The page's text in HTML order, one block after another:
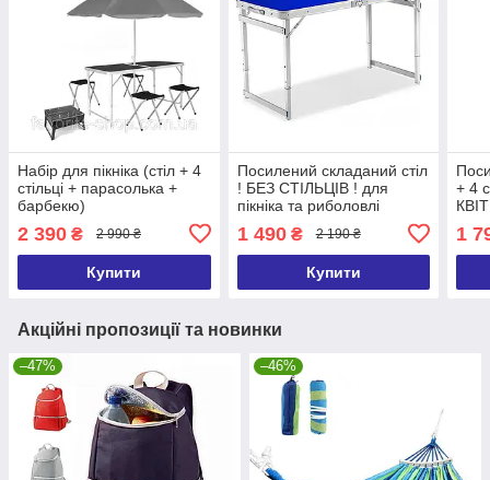
Набір для пікніка (стіл + 4
стільці + парасолька +
барбекю)
2 390 ₴ 2 990 ₴
Купити
Посилений складаний стіл
! БЕЗ СТІЛЬЦІВ ! для
пікніка та риболовлі
1 490₴ 2 190 ₴
Купити
+ 4
1
Акційні пропозиції та новинки
–47% –46%